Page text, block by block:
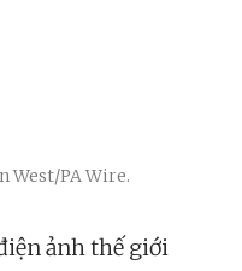
West/PA Wire.
ảnh thế giới